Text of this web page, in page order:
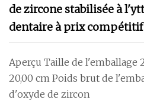
de zircone stabilisée à
dentaire à prix compétitif
Aperçu Taille de l'emballage
20,00 cm Poids brut de
d'oxyde de zircon